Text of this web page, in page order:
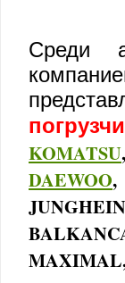
Среди
KOMATSU
DAEWOO,